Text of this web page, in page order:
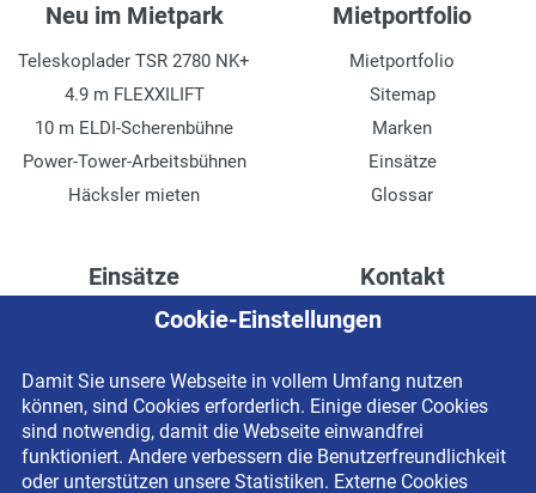
Neu im Mietpark
Teleskoplader TSR 2780 NK+
4.9 m FLEXXILIFT
10 m ELDI-Scherenbühne
Power-Tower-Arbeitsbühnen
Häcksler mieten
Mietportfolio
Mietportfolio
Sitemap
Marken
Einsätze
Glossar
Einsätze
Höhenzugang für
Drainage verlegen
Fassadenreinigung
Terrasse anlegen
Kontakt
Kontaktformular
Impressum
Datenschutzerklärung
Newsletter-Anmeldung
Cookie-Einstellungen
Damit Sie unsere Webseite in vollem Umfang nutzen
können, sind Cookies erforderlich. Einige dieser Cookies
sind notwendig, damit die Webseite einwandfrei
funktioniert. Andere verbessern die Benutzerfreundlichkeit
oder unterstützen unsere Statistiken. Externe Cookies